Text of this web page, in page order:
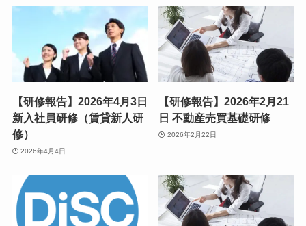
【研修報告】2026年4月3日
新入社員研修（賃貸新人研
修）
2026年4月4日
【研修報告】2026年2月21
日 不動産売買基礎研修
2026年2月22日